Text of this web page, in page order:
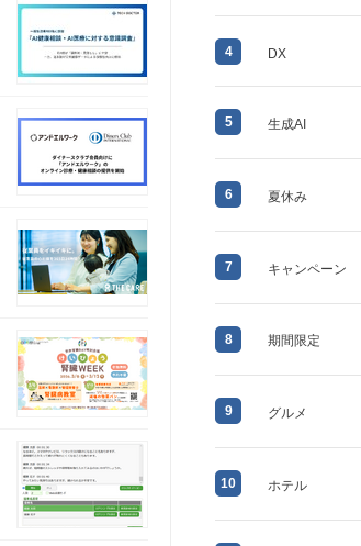
4 DX
5 生成AI
6 夏休み
7 キャンペーン
8 期間限定
9 グルメ
10 ホテル